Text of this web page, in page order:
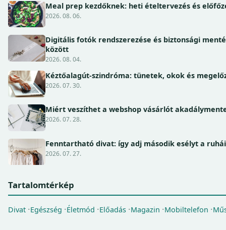
Meal prep kezdőknek: heti ételtervezés és
2026. 08. 06.
Digitális fotók rendszerezése és biztonsági
között
2026. 08. 04.
Kéztőalagút-szindróma: tünetek, okok és
2026. 07. 30.
Miért veszíthet a webshop vásárlót
2026. 07. 28.
Fenntartható divat: így adj második esélyt a
2026. 07. 27.
Tartalomtérkép
Divat Egészség Életmód Előadás Magazin Mobiltelefon